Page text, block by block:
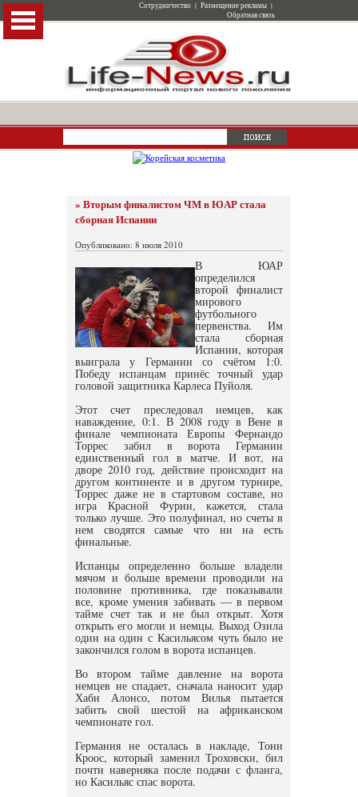
Сотрудничество | Размещение рекламы |
Обратная связь
» Вторым финалистом ЧМ в ЮАР стала
сборная Испании
Опубликовано: 8 июля 2010
В ЮАР
определился
второй финалист
мирового
футбольного
первенства. Им
стала сборная
Испании, которая
выиграла у Германии со счётом 1:0.
Победу испанцам принёс точный удар
головой защитника Карлеса Пуйоля.
Этот счет преследовал немцев, как
наваждение, 0:1. В 2008 году в Вене в
финале чемпионата Европы Фернандо
Торрес забил в ворота Германии
единственный гол в матче. И вот, на
дворе 2010 год, действие происходит на
другом континенте и в другом турнире,
Торрес даже не в стартовом составе, но
игра Красной Фурии, кажется, стала
только лучше. Это полуфинал, но счеты в
нем сводятся самые что ни на есть
финальные.
Испанцы определенно больше владели
мячом и больше времени проводили на
половине противника, где показывали
все, кроме умения забивать — в первом
тайме счет так и не был открыт. Хотя
открыть его могли и немцы. Выход Озила
один на один с Касильясом чуть было не
закончился голом в ворота испанцев.
Во втором тайме давление на ворота
немцев не спадает, сначала наносит удар
Хаби Алонсо, потом Вилья пытается
забить свой шестой на африканском
чемпионате гол.
Германия не осталась в накладе, Тони
Кроос, который заменил Троховски, бил
почти наверняка после подачи с фланга,
но Касильяс спас ворота.